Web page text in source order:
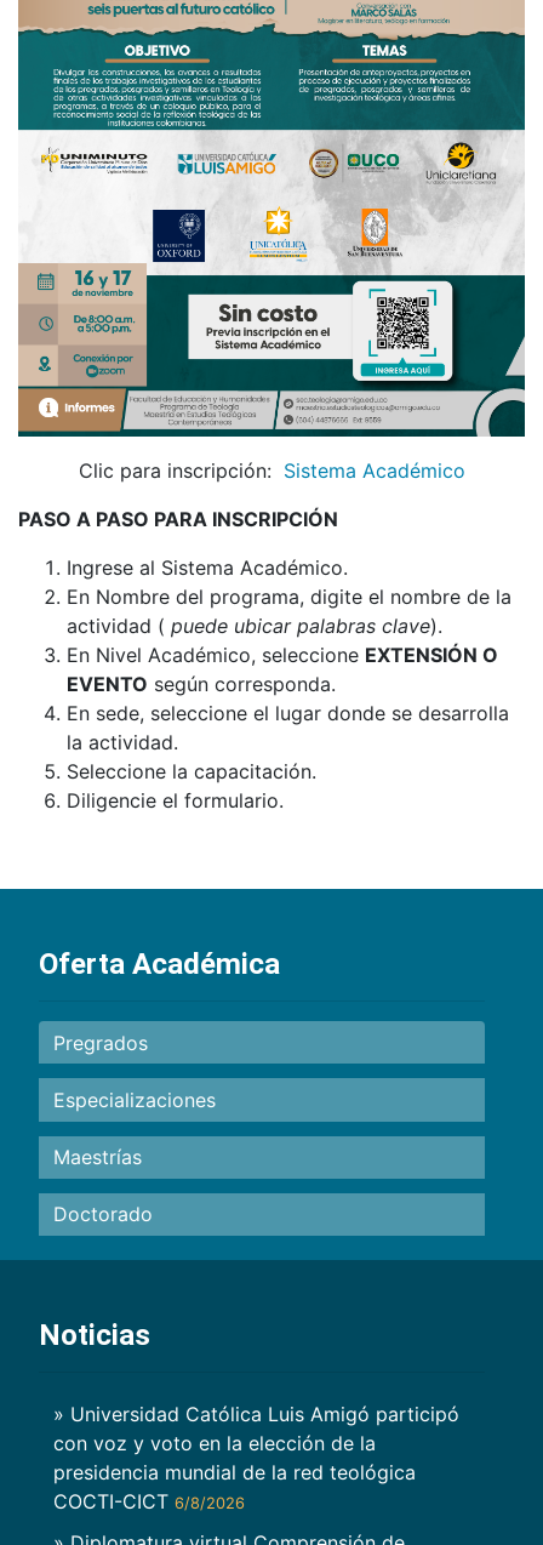
Clic para inscripción: Sistema Académico
PASO A PASO PARA INSCRIPCIÓN
Ingrese al Sistema Académico.
En Nombre del programa, digite el nombre de la
actividad ( puede ubicar palabras clave).
En Nivel Académico, seleccione EXTENSIÓN O
EVENTO según corresponda.
En sede, seleccione el lugar donde se desarrolla
la actividad.
Seleccione la capacitación.
Diligencie el formulario.
Oferta Académica
Pregrados
Especializaciones
Maestrías
Doctorado
Noticias
» Universidad Católica Luis Amigó participó
con voz y voto en la elección de la
presidencia mundial de la red teológica
COCTI-CICT 6/8/2026